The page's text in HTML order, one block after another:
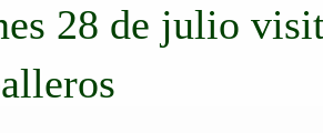
28 de julio